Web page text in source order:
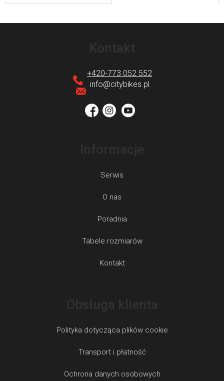
info@citybikes.pl
+420-773 052 552
Serwis
O nas
Poradnia
Tabele rozmiarów
Kontakt
Polityka dotycząca plików cookie
Transport i płatność
Ochrona danych osobowych